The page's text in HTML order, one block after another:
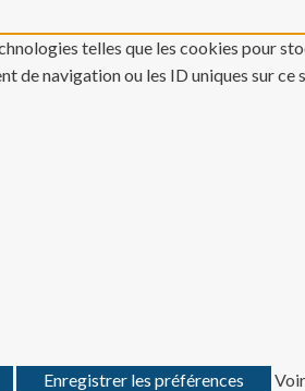
telles que les cookies pour
de navigation ou les ID uniques sur
Enregistrer les préférences